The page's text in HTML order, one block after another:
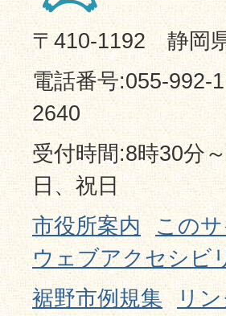
〒410-1192 静岡
電話番号:055-992-
2640
受付時間:8時30分
日、祝日
市役所案内
この
ウェブアクセシビ
裾野市例規集
リ